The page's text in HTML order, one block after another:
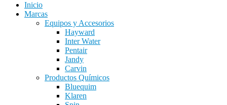
Inicio
Marcas
Equipos y Accesorios
Hayward
Inter Water
Pentair
Jandy
Carvin
Productos Químicos
Bluequim
Klaren